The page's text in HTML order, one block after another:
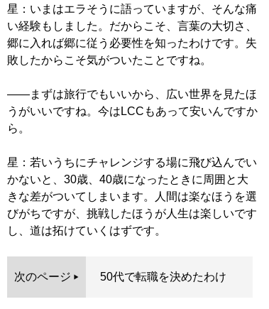
星：いまはエラそうに語っていますが、そんな痛
い経験もしました。だからこそ、言葉の大切さ、
郷に入れば郷に従う必要性を知ったわけです。失
敗したからこそ気がついたことですね。
――まずは旅行でもいいから、広い世界を見たほ
うがいいですね。今はLCCもあって安いんですか
ら。
星：若いうちにチャレンジする場に飛び込んでい
かないと、30歳、40歳になったときに周囲と大
きな差がついてしまいます。人間は楽なほうを選
びがちですが、挑戦したほうが人生は楽しいです
し、道は拓けていくはずです。
次のページ 50代で転職を決めたわけ